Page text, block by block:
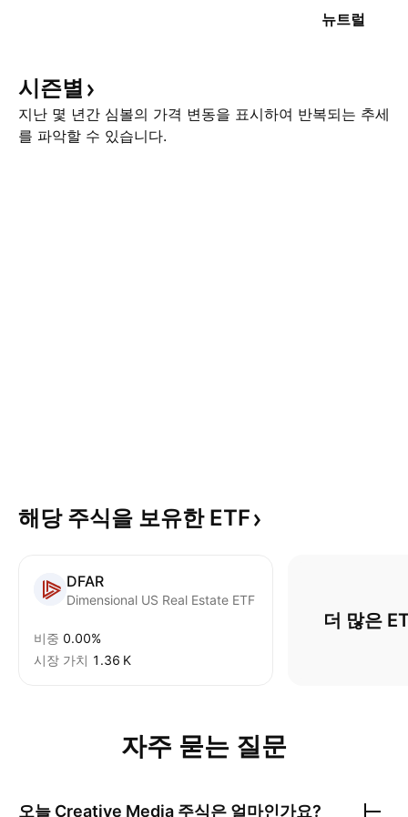
뉴트럴
시즌별
지난 몇 년간 심볼의 가격 변동을 표시하여 반복되는 추세
를 파악할 수 있습니다.
해당 주식을 보유한 ETF
DFAR
Dimensional US Real Estate ETF
비중 0.00%
시장 가치 ‪1.36 K‬
더 많은
자주 묻는 질문
오늘 Creative Media 주식은 얼마인가요?